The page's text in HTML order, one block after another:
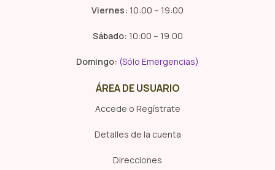
Viernes: 10:00 – 19:00
Sábado: 10:00 – 19:00
Domingo: (Sólo Emergencias)
ÁREA DE USUARIO
Accede o Regístrate
Detalles de la cuenta
Direcciones